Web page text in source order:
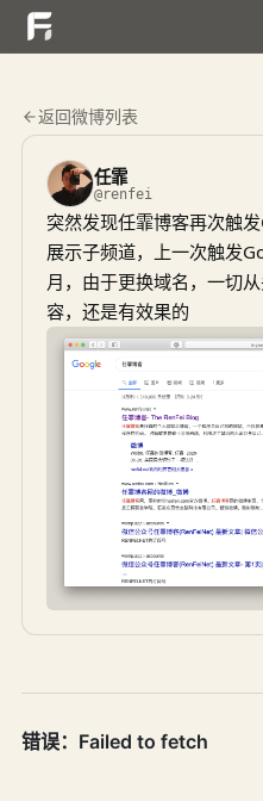
返回微博列表
任霏
@renfei
突然发现任霏博客再次触
展示子频道，上一次触发
月，由于更换域名，一切
容，还是有效果的